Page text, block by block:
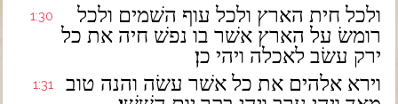
1:30
ולכל חית הארץ ולכל עוף השׁמים ולכל
רומשׂ על הארץ אשׁר בו נפשׁ חיה את כל
ירק עשׂב לאכלה ויהי כן׃
1:31
וירא אלהים את כל אשׁר עשׂה והנה טוב